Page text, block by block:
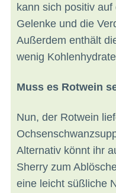
kann sich positiv
Gelenke und die
Außerdem enthält
wenig
Muss es Rotwein
Nun, der Rotwein
Alternativ könnt ihr
Sherry zum
eine leicht süßliche